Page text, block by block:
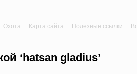
Охота Карта сайта Полезные ссылки
‘hatsan gladius’